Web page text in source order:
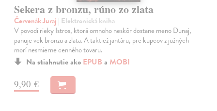
Sekera z bronzu, rúno zo zlata
Červenák Juraj | Elektronická kniha
V povodí rieky Istros, ktorá omnoho neskôr dostane meno Dunaj,
panuje vek bronzu a zlata. A taktiež jantáru, pre kupcov z južných
morí nesmierne cenného tovaru.
Na stiahnutie ako EPUB a MOBI
9,90 €